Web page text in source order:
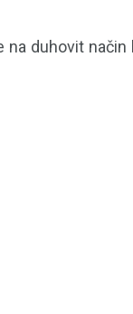
na duhovit